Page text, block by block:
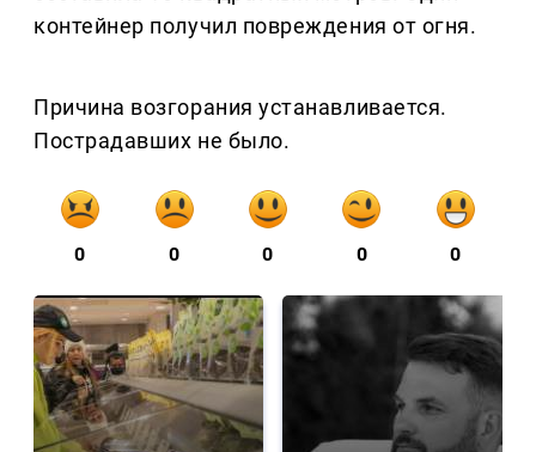
контейнер получил повреждения от огня.
Причина возгорания устанавливается.
Пострадавших не было.
0 0 0 0 0